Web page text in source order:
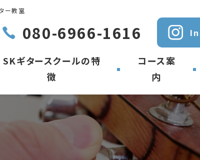
ー教室
080-6966-1616
SKギタースクールの特
徴
教室紹介
コース案
内
対応ジャンル